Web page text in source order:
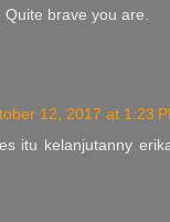
brave you are.
12, 2017 at 1:23
itu kelanjutanny